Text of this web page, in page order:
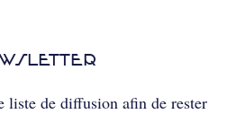
liste de diffusion afin de rester